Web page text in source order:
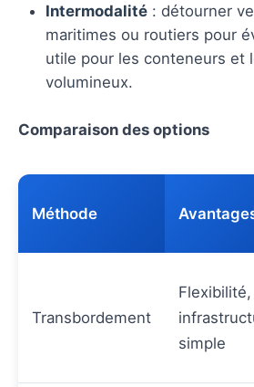
Intermodalité : détourner
maritimes ou routiers pour
utile pour les conteneurs et
volumineux.
Comparaison des options
Méthode
Transbordement
Flexibilité,
simple